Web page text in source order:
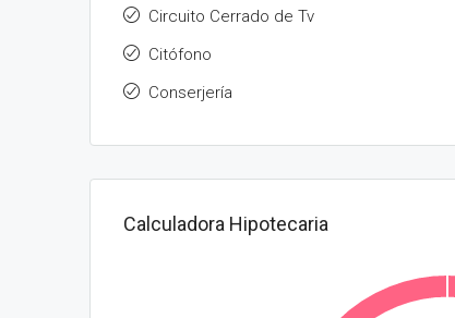
Circuito Cerrado de Tv
Citófono
Conserjería
Calculadora Hipotecaria